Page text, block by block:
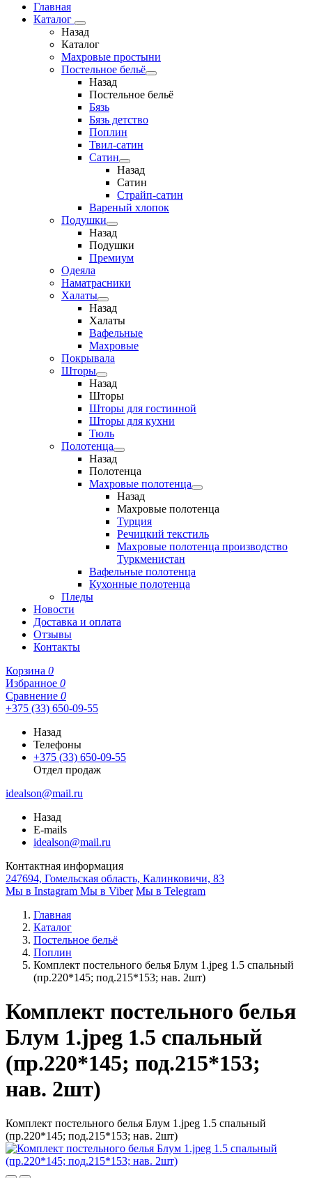
Главная
Каталог
Назад
Каталог
Махровые простыни
Постельное бельё
Назад
Постельное бельё
Бязь
Бязь детство
Поплин
Твил-сатин
Сатин
Назад
Сатин
Страйп-сатин
Вареный хлопок
Подушки
Назад
Подушки
Премиум
Одеяла
Наматрасники
Халаты
Назад
Халаты
Вафельные
Махровые
Покрывала
Шторы
Назад
Шторы
Шторы для гостинной
Шторы для кухни
Тюль
Полотенца
Назад
Полотенца
Махровые полотенца
Назад
Махровые полотенца
Турция
Речицкий текстиль
Махровые полотенца производство
Туркменистан
Вафельные полотенца
Кухонные полотенца
Пледы
Новости
Доставка и оплата
Отзывы
Контакты
Корзина 0
Избранное 0
Сравнение 0
+375 (33) 650-09-55
Назад
Телефоны
+375 (33) 650-09-55
Отдел продаж
idealson@mail.ru
Назад
E-mails
idealson@mail.ru
Контактная информация
247694, Гомельская область, Калинковичи, 83
Мы в Instagram Мы в Viber Мы в Telegram
Главная
Каталог
Постельное бельё
Поплин
Комплект постельного белья Блум 1.jpeg 1.5 спальный
(пр.220*145; под.215*153; нав. 2шт)
Комплект постельного белья
Блум 1.jpeg 1.5 спальный
(пр.220*145; под.215*153;
нав. 2шт)
Комплект постельного белья Блум 1.jpeg 1.5 спальный
(пр.220*145; под.215*153; нав. 2шт)